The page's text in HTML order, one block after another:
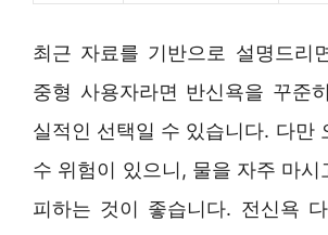
최근 자료를 기반으로 설명드리
중형 사용자라면 반신욕을 꾸준
실적인 선택일 수 있습니다. 다만
수 위험이 있으니, 물을 자주 마
피하는 것이 좋습니다. 전신욕